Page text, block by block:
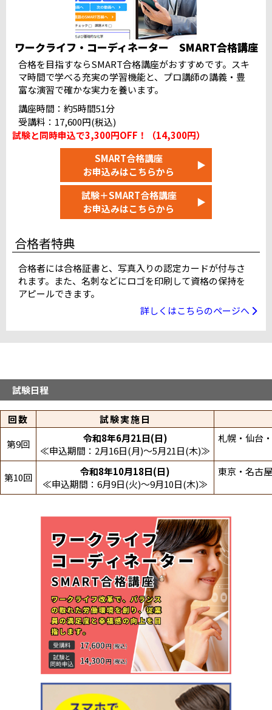
パソコン教室ダイマック新潟大学前駅テストセンター
JESパソコンスクール甲府テストセンター
ピュアパソコンスクール長野テストセンター
岐阜駅前テストセンター
＠りこ浜松テストセンター
名古屋国際センタービルテストセンター
富山テストセンター
満席
L&Lコンピュータスクール金沢校
満席
烏丸御池テストセンター 10F
大阪駅前テストセンター（4F）
難波テストセンター（なんば池田ビル）
神戸三宮テストセンター
近鉄奈良駅前テストセンター
和歌山十番丁テストセンター
阪急西宮北口駅前テストセンター
中国・四国
九州・沖縄
八幡西テストセンター
システムランド熊本テストセンター
システムランド宮崎テストセンター
鹿児島中央駅東テストセンター
博多駅筑紫口テストセンター
満席
折りたたむ
ワークライフ・コーディネーター SMART合格講座
合格を目指すならSMART合格講座がおすすめです。スキ
マ時間で学べる充実の学習機能と、プロ講師の講義・豊
富な演習で確かな実力を養います。
講座時間：約5時間51分
受講料：17,600円(税込)
試験と同時申込で3,300円OFF！（14,300円）
SMART合格講座
お申込みはこちらから
▶
試験＋SMART合格講座
お申込みはこちらから
▶
合格者特典
合格者には合格証書と、写真入りの認定カードが付与さ
れます。また、名刺などにロゴを印刷して資格の保持を
アピールできます。
詳しくはこちらのページへ
試験日程
回数
試験実施日
第9回
令和8年6月21日(日)
≪申込期間：2月16日(月)～5月21日(木)≫
札幌・仙台
第10回
令和8年10月18日(日)
≪申込期間：6月9日(火)～9月10日(木)≫
東京・名古